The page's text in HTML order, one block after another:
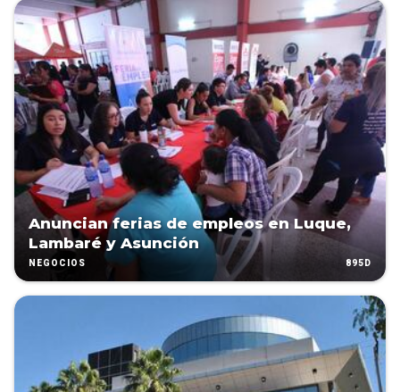
Anuncian ferias de empleos en Luque,
Lambaré y Asunción
NEGOCIOS 895D